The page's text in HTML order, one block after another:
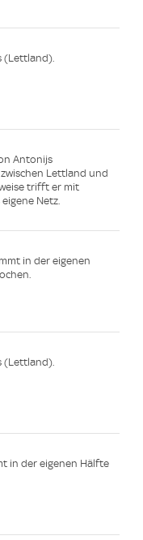
(Lettland).
Antonijs
Lettland und
trifft er mit
Netz.
in der eigenen
(Lettland).
in der eigenen Hälfte